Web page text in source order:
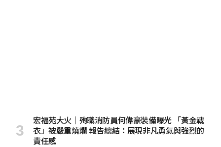
宏福苑大火｜殉職消防員何偉豪裝備曝光 「黃金戰
衣」被嚴重燒爛 報告總結：展現非凡勇氣與強烈的
責任感